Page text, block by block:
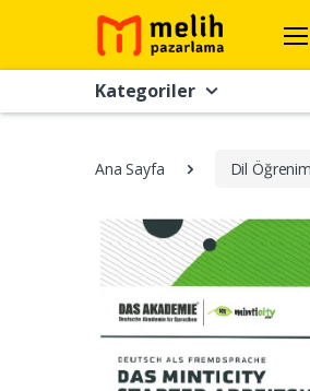
Kategoriler
Ana Sayfa Dil